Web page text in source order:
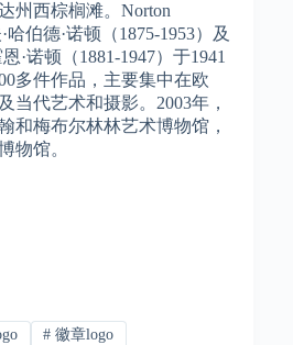
州西棕榈滩。Norton
哈伯德·诺顿（1875-1953）及
·诺顿（1881-1947）于1941
多件作品，主要集中在欧
当代艺术和摄影。2003年，
和梅布尔林林艺术博物馆，
物馆。
# 徽章logo